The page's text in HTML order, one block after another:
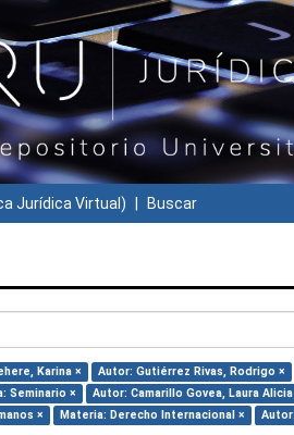
Jurídica Virtual) Buscar
Karina ×
Autor: Gutiérrez Rivas, Rodrigo ×
Seminario ×
Autor: Camarillo Govea, Laura Alicia
× Materia: Derecho Internacional ×